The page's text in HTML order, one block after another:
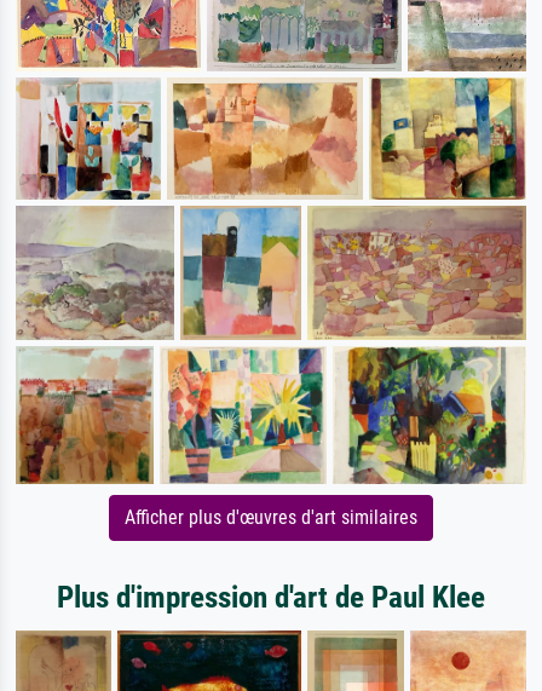
Afficher plus d'œuvres d'art similaires
Plus d'impression d'art de Paul Klee